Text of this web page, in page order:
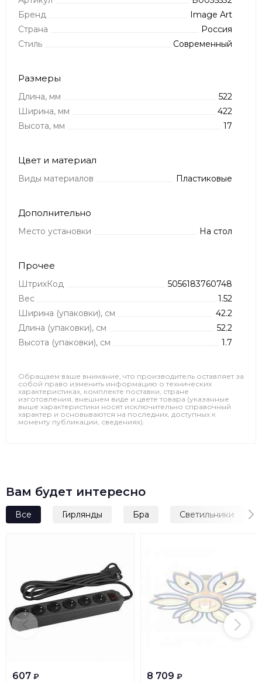
Бренд
Image Art
Страна
Россия
Стиль
Современный
Размеры
Длина, мм
522
Ширина, мм
422
Высота, мм
17
Цвет и материал
Виды материалов Пластиковые
Дополнительно
Место установки На стол
Прочее
ШтрихКод
5056183760748
Вес
1.52
Ширина (упаковки), см
42.2
Длина (упаковки), см
52.2
Высота (упаковки), см
1.7
Обращаем ваше внимание, что производитель оставляет за
собой право изменить информацию о технических
характеристиках, комплекте поставки, стране
изготовления, внешнем виде и цвете товара (указанные
выше характеристики носят исключительно справочный
характер и основываются на последних, доступных к
моменту публикации, сведениях).
Вам будет интересно
Все Гирлянды Бра Светильники
607 ₽ 8 709 ₽